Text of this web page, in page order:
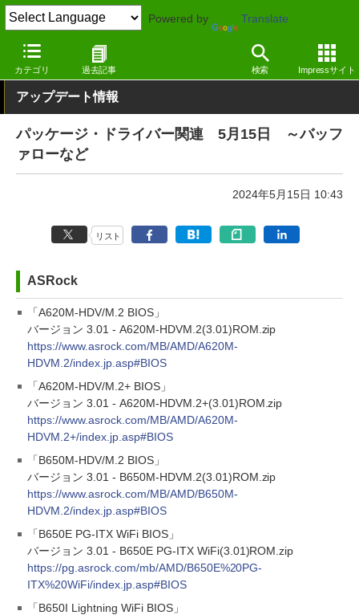
Powered by Translate
カテゴリ 過去記事 検索 Impressサイト
窓の杜 その他の話題 アップデート
アップデート情報
パッケージ・ドライバー関連 5月15日 ～バッフ
ァローなど
2024年5月15日 10:43
リスト
ASRock
「A620M-HDV/M.2 BIOS」
バージョン 3.01 - A620M-HDVM.2(3.01)ROM.zip
https://www.asrock.com/MB/AMD/A620M-
HDVM.2/index.jp.asp#BIOS
「A620M-HDV/M.2+ BIOS」
バージョン 3.01 - A620M-HDVM.2+(3.01)ROM.zip
https://www.asrock.com/MB/AMD/A620M-
HDVM.2+/index.jp.asp#BIOS
「B650M-HDV/M.2 BIOS」
バージョン 3.01 - B650M-HDVM.2(3.01)ROM.zip
https://www.asrock.com/MB/AMD/B650M-
HDVM.2/index.jp.asp#BIOS
「B650E PG-ITX WiFi BIOS」
バージョン 3.01 - B650E PG-ITX WiFi(3.01)ROM.zip
https://pg.asrock.com/mb/AMD/B650E%20PG-
ITX%20WiFi/index.jp.asp#BIOS
「B650I Lightning WiFi BIOS」